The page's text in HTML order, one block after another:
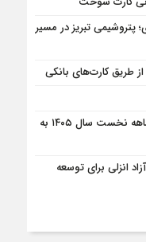
پتروشیمی تبریز در مسیر
طریق کارت‌های بانکی
رشد عملکرد شرکت های روانکار در سه ماهه نخست سال ۱۴۰۵ به
انزلی برای توسعه